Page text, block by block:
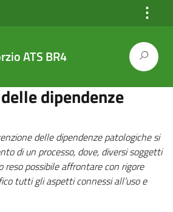
⋮
ATS BR4
dipendenze
delle dipendenze patologiche si
di un processo, dove, diversi soggetti
reso possibile affrontare con rigore
tutti gli aspetti connessi all’uso e